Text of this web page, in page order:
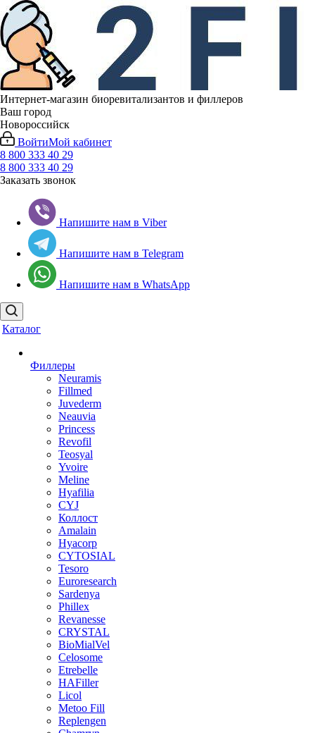
Интернет-магазин биоревитализантов и филлеров
Ваш город
Новороссийск
ВойтиМой кабинет
8 800 333 40 29
8 800 333 40 29
Заказать звонок
Напишите нам в Viber
Напишите нам в Telegram
Напишите нам в WhatsApp
Каталог
Филлеры
Neuramis
Fillmed
Juvederm
Neauvia
Princess
Revofil
Teosyal
Yvoire
Meline
Hyafilia
CYJ
Коллост
Amalain
Hyacorp
CYTOSIAL
Tesoro
Euroresearch
Sardenya
Phillex
Revanesse
CRYSTAL
BioMialVel
Celosome
Etrebelle
HAFiller
Licol
Metoo Fill
Replengen